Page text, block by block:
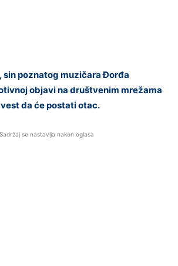
sin poznatog muzičara Đorđa
objavi na društvenim mrežama
da će postati otac.
Sadržaj se nastavlja nakon oglasa